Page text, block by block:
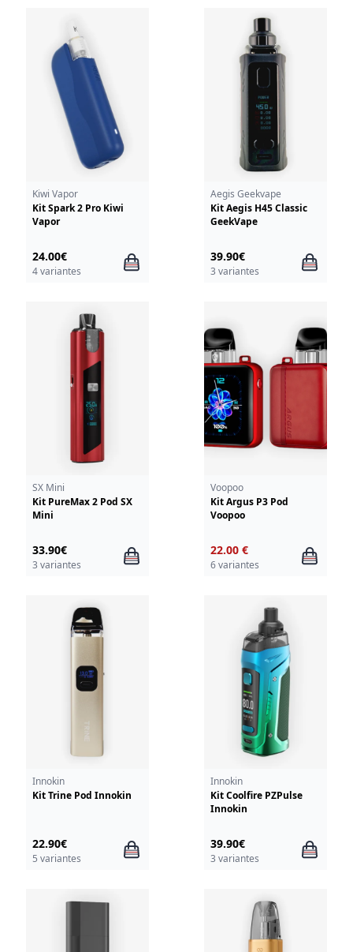
Kiwi Vapor
Kit Spark 2 Pro Kiwi
Vapor
24.00€
4 variantes
Aegis Geekvape
Kit Aegis H45 Classic
GeekVape
39.90€
3 variantes
SX Mini
Kit PureMax 2 Pod SX
Mini
33.90€
3 variantes
Voopoo
Kit Argus P3 Pod
Voopoo
22.00 €
6 variantes
Innokin
Kit Trine Pod Innokin
22.90€
5 variantes
Innokin
Kit Coolfire PZPulse
Innokin
39.90€
3 variantes